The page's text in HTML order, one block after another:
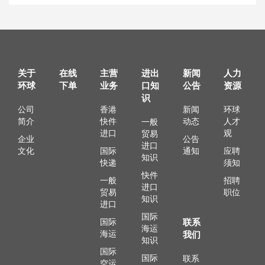
关于
环球
公司
简介
企业
文化
在线
下单
主营
业务
香港
快件
进口
国际
快递
一般
贸易
进口
国际
海运
国际
空运
进出
口知
识
一般
贸易
进口
知识
快件
进口
知识
国际
海运
知识
国际
新闻
公告
新闻
动态
公告
通知
人力
资源
环球
人才
观
应聘
须知
招聘
职位
联系
我们
联系